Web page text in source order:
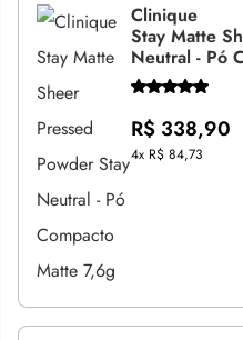
Clinique
Stay Matte
Neutral - Pó
R$ 338,90
4x R$ 84,73